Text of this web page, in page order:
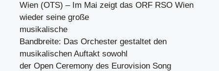
Wien (OTS) – Im Mai zeigt das ORF RSO Wien
wieder seine große
musikalische
Bandbreite: Das Orchester gestaltet den
musikalischen Auftakt sowohl
der Open Ceremony des Eurovision Song